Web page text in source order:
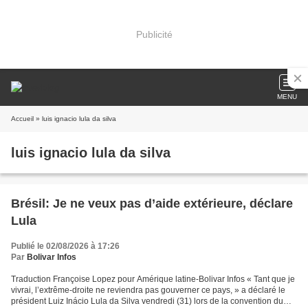
Publicité
MENU
Accueil » luis ignacio lula da silva
luis ignacio lula da silva
Brésil: Je ne veux pas d’aide extérieure, déclare
Lula
Publié le 02/08/2026 à 17:26
Par Bolivar Infos
Traduction Françoise Lopez pour Amérique latine-Bolivar Infos « Tant que je
vivrai, l’extrême-droite ne reviendra pas gouverner ce pays, » a déclaré le
président Luiz Inácio Lula da Silva vendredi (31) lors de la convention du